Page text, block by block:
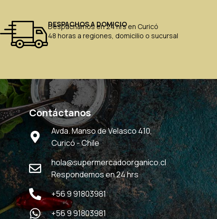
DESPACHOS A DOMICIO
Despachamos en 24 hrs en Curicó
48 horas a regiones, domicilio o sucursal
Contáctanos
Avda. Manso de Velasco 410,
Curicó - Chile
hola@supermercadoorganico.cl
Respondemos en 24 hrs
+56 9 91803981
+56 9 91803981